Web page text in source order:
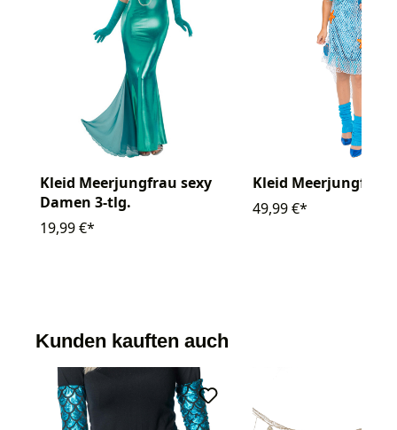
Kleid Meerjungfrau sexy
Damen 3-tlg.
19,99 €*
Kleid Meerjungfrau
49,99 €*
Kunden kauften auch